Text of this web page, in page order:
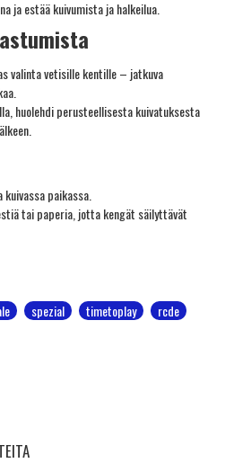
ja estää kuivumista ja halkeilua.
valinta vetisille kentille – jatkuva
huolehdi perusteellisesta kuivatuksesta
paikassa.
tai paperia, jotta kengät säilyttävät
spezial timetoplay rcde